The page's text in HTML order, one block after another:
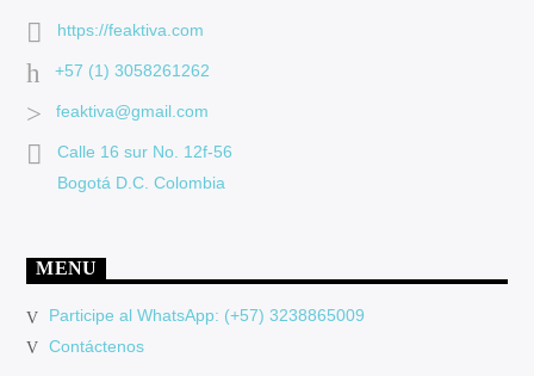
https://feaktiva.com
+57 (1) 3058261262
feaktiva@gmail.com
Calle 16 sur No. 12f-56
Bogotá D.C. Colombia
MENU
Participe al WhatsApp: (+57) 3238865009
Contáctenos